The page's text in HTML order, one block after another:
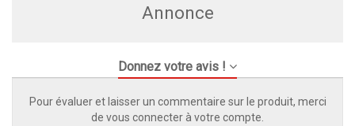
Annonce
Donnez votre avis !
Pour évaluer et laisser un commentaire sur le produit, merci
de vous connecter à votre compte.